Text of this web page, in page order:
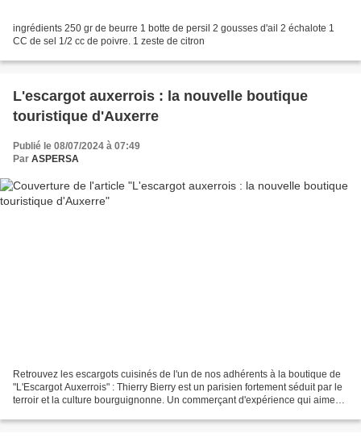
ingrédients 250 gr de beurre 1 botte de persil 2 gousses d'ail 2 échalote 1
CC de sel 1/2 cc de poivre. 1 zeste de citron
L'escargot auxerrois : la nouvelle boutique
touristique d'Auxerre
Publié le 08/07/2024 à 07:49
Par ASPERSA
Retrouvez les escargots cuisinés de l'un de nos adhérents à la boutique de
"L'Escargot Auxerrois" : Thierry Bierry est un parisien fortement séduit par le
terroir et la culture bourguignonne. Un commerçant d'expérience qui aime